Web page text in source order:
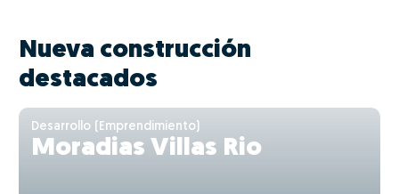
Nueva construcción
destacados
Desarrollo (Emprendimiento)
Moradias Villas Rio